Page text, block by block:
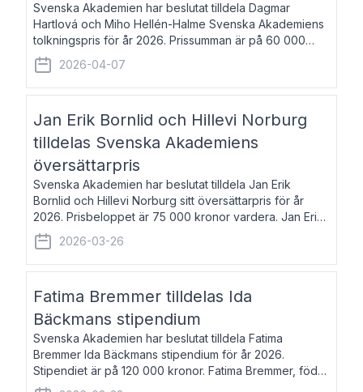
Svenska Akademien har beslutat tilldela Dagmar
Hartlová och Miho Hellén-Halme Svenska Akademiens
tolkningspris för år 2026. Prissumman är på 60 000
kronor var. Dagmar Hartlová, född 1951, översätter
huvudsakligen från svenska till tjeckiska
2026-04-07
Jan Erik Bornlid och Hillevi Norburg
tilldelas Svenska Akademiens
översättarpris
Svenska Akademien har beslutat tilldela Jan Erik
Bornlid och Hillevi Norburg sitt översättarpris för år
2026. Prisbeloppet är 75 000 kronor vardera. Jan Erik
Bornlid, född 1947, är översättare från tyska. Han är
främst känd för sina översät
2026-03-26
Fatima Bremmer tilldelas Ida
Bäckmans stipendium
Svenska Akademien har beslutat tilldela Fatima
Bremmer Ida Bäckmans stipendium för år 2026.
Stipendiet är på 120 000 kronor. Fatima Bremmer, född
1977, är journalist och författare. Hon utkom i fjol med